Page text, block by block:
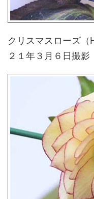
クリスマスローズ
２１年３月６日撮